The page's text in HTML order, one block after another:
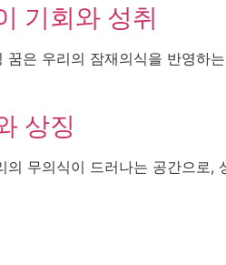
기회와 성취
은 우리의 잠재의식을 반영하
상징
무의식이 드러나는 공간으로